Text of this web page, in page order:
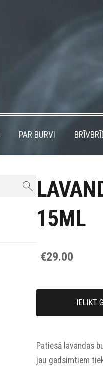
PAR BURVI
15ML
€29.00
IELIKT
Patiesā lavandas
jau gadsimtiem